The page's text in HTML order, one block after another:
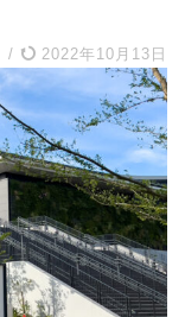
/ 2022年10月13日